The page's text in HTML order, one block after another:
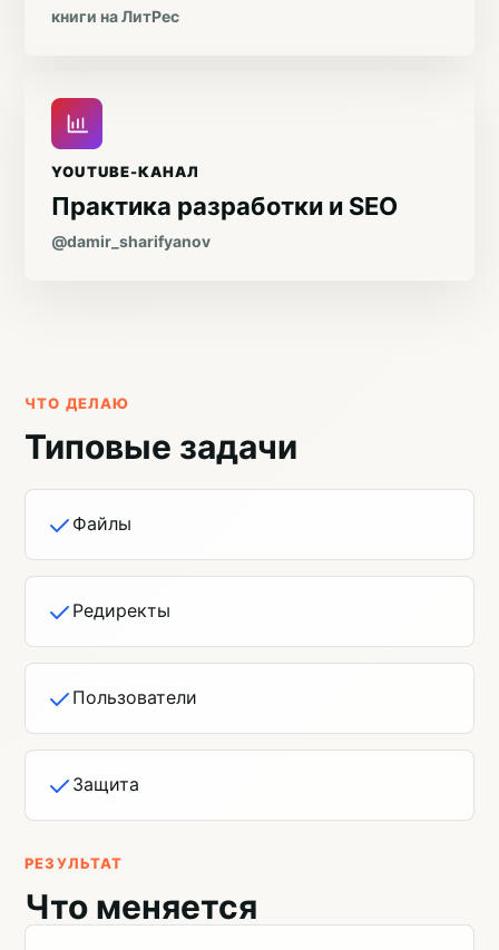
книги на ЛитРес
YOUTUBE-КАНАЛ
Практика разработки и SEO
@damir_sharifyanov
ЧТО ДЕЛАЮ
Типовые задачи
Файлы
Редиректы
Пользователи
Защита
РЕЗУЛЬТАТ
Что меняется